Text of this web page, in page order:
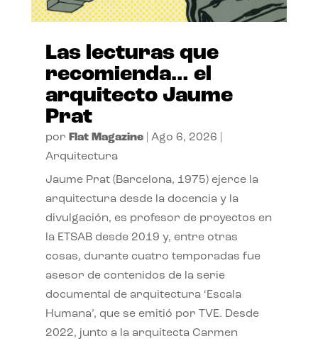
Las lecturas que
recomienda… el
arquitecto Jaume
Prat
por Flat Magazine| Ago 6, 2026
Arquitectura
Jaume Prat (Barcelona, 1975) ejerce la
arquitectura desde la docencia y la
divulgación, es profesor de proyectos en
la ETSAB desde 2019 y, entre otras
cosas, durante cuatro temporadas fue
asesor de contenidos de la serie
documental de arquitectura ‘Escala
Humana’, que se emitió por TVE. Desde
2022, junto a la arquitecta Carmen